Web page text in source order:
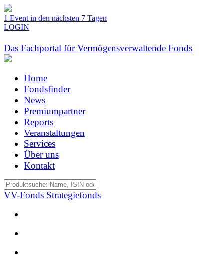
1 Event in den nächsten 7 Tagen
LOGIN
Das Fachportal für Vermögensverwaltende Fonds
Home
Fondsfinder
News
Premiumpartner
Reports
Veranstaltungen
Services
Über uns
Kontakt
VV-Fonds Strategiefonds